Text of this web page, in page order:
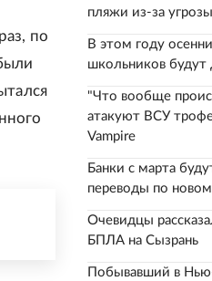
по
пляжи из-за
В этом году
школьников будут
"Что вообще
атакуют ВСУ
Vampire
Банки с марта
переводы по
Очевидцы
БПЛА на Сызрань
Побывавший в